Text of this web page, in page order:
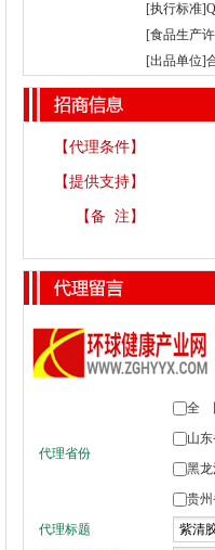
[执行标准
[食品生产
[出品单位]
【代理条件】
【提供支持】
【备 注】